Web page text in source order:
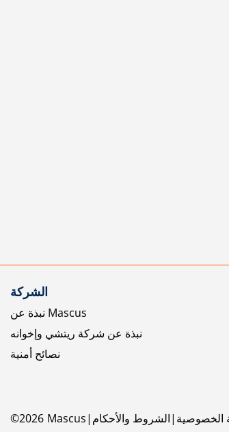
الشركة
نبذة عن Mascus
نبذة عن شركة ريتشي وإخوانه
نصائح أمنية
©2026 Mascus الشروط والأحكام الخصوصية